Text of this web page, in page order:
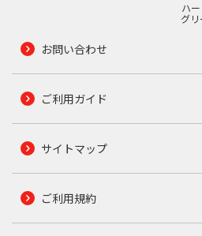
ハ
グリ
お問い合わせ
ご利用ガイド
サイトマップ
ご利用規約